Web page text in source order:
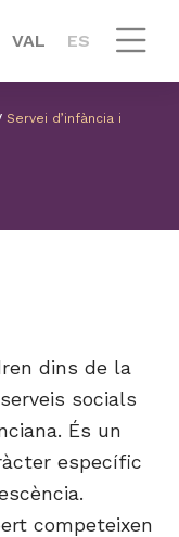
VAL ES
Servei d’infància i
dins de la
socials
És un
específic
competeixen